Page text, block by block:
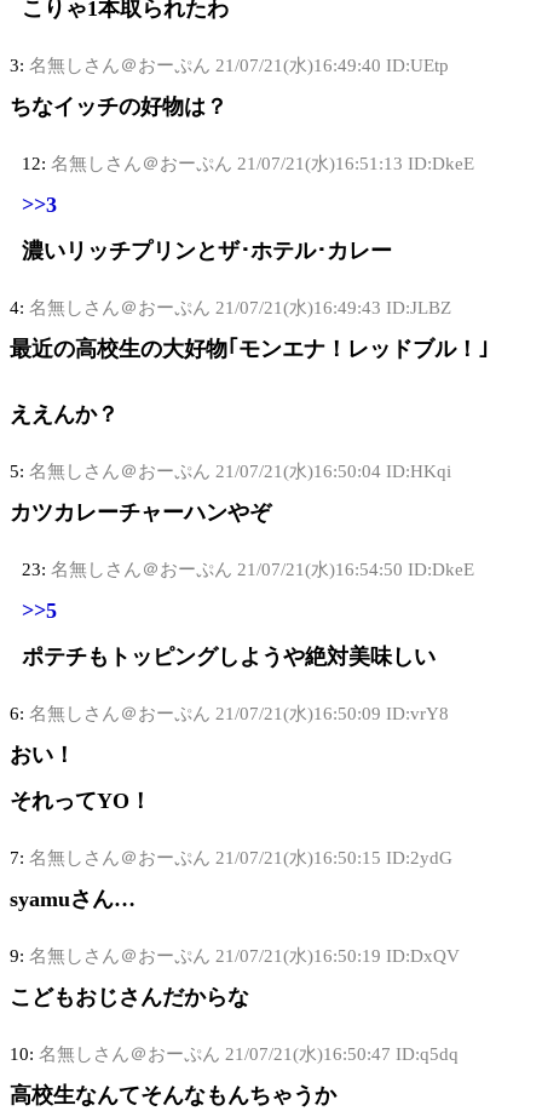
こりゃ1本取られたわ
3: 名無しさん＠おーぷん 21/07/21(水)16:49:40 ID:UEtp
ちなイッチの好物は？
12: 名無しさん＠おーぷん 21/07/21(水)16:51:13 ID:DkeE
>>3
濃いリッチプリンとザ･ホテル･カレー
4: 名無しさん＠おーぷん 21/07/21(水)16:49:43 ID:JLBZ
最近の高校生の大好物｢モンエナ！レッドブル！｣
ええんか？
5: 名無しさん＠おーぷん 21/07/21(水)16:50:04 ID:HKqi
カツカレーチャーハンやぞ
23: 名無しさん＠おーぷん 21/07/21(水)16:54:50 ID:DkeE
>>5
ポテチもトッピングしようや絶対美味しい
6: 名無しさん＠おーぷん 21/07/21(水)16:50:09 ID:vrY8
おい！
それってYO！
7: 名無しさん＠おーぷん 21/07/21(水)16:50:15 ID:2ydG
syamuさん…
9: 名無しさん＠おーぷん 21/07/21(水)16:50:19 ID:DxQV
こどもおじさんだからな
10: 名無しさん＠おーぷん 21/07/21(水)16:50:47 ID:q5dq
高校生なんてそんなもんちゃうか